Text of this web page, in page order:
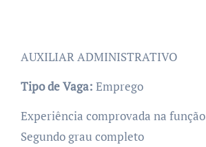
AUXILIAR ADMINISTRATIVO
Tipo de Vaga: Emprego
Experiência comprovada na função
Segundo grau completo